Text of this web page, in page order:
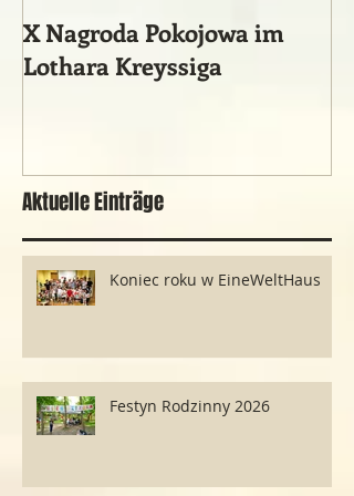
X Nagroda Pokojowa im
Lothara Kreyssiga
Aktuelle Einträge
Koniec roku w EineWeltHaus
Festyn Rodzinny 2026